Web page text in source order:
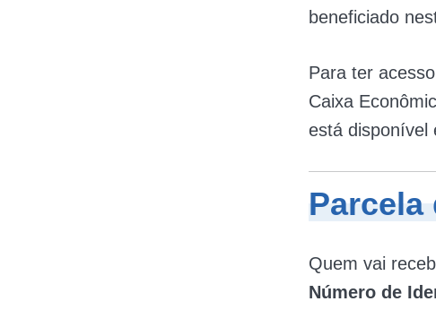
beneficiado
Para ter
Caixa
está disponível
Parcela
Quem vai
Número de